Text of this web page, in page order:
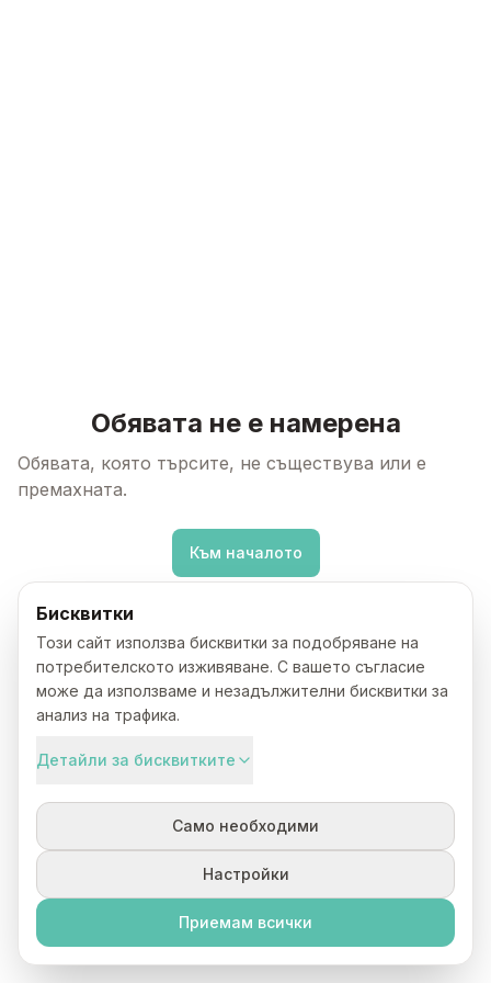
Обявата не е намерена
Обявата, която търсите, не съществува или е
премахната.
Към началото
Бисквитки
Този сайт използва бисквитки за подобряване на
потребителското изживяване. С вашето съгласие
може да използваме и незадължителни бисквитки за
анализ на трафика.
Детайли за бисквитките
Само необходими
Настройки
Приемам всички